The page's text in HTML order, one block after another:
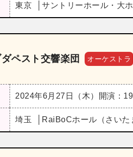
東京 サントリーホール・大
ペスト交響楽団 オーケストラ
2024年6月27日（木） 開演：
埼玉 RaiBoCホール（さいた